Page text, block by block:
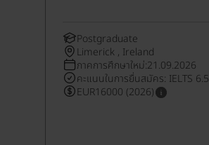
Postgraduate
Limerick , Ireland
ภาคการศึกษาใหม่:21.09.2026
คะแนนในการยื่นสมัคร: IELTS 6.5
EUR16000 (2026)